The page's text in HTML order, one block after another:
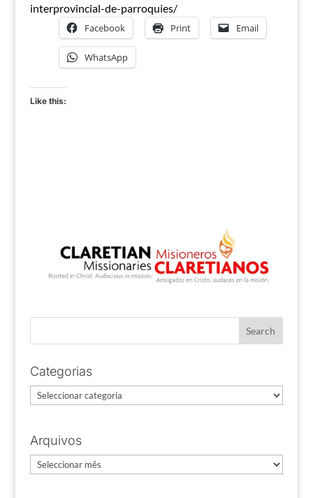
interprovincial-de-parroquies/
Facebook Print Email
WhatsApp
Like this:
Categorias
Categorias
Arquivos
Arquivos